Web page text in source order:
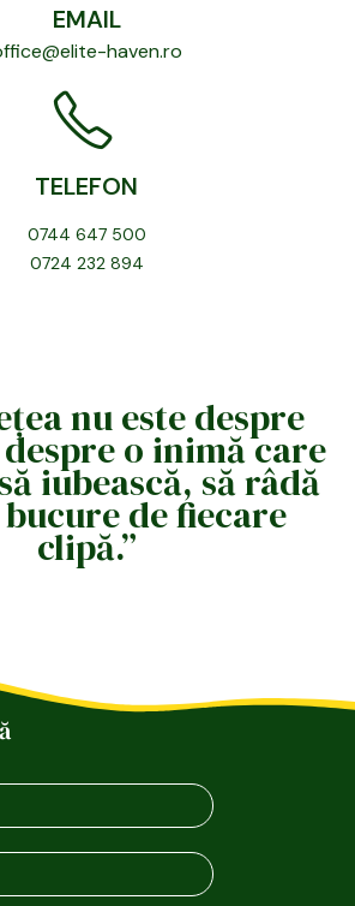
EMAIL
haven.ro
TELEFON
0744 647 500
0724 232 894
nu este despre
o inimă care
iubească, să râdă
bucure de fiecare
clipă.”